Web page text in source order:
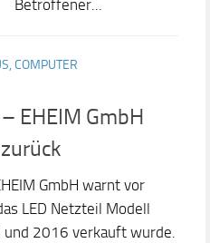
Betroffener...
COMPUTER
EHEIM GmbH
GmbH warnt vor
LED Netzteil Modell
2016 verkauft wurde.